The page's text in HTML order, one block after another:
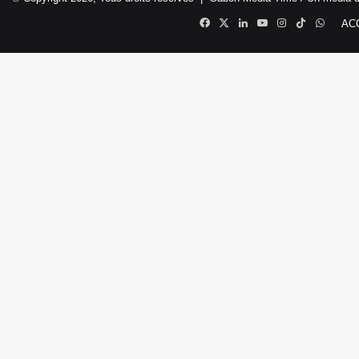
Facebook
X LinkedinYouTubeInstagram
TikTok